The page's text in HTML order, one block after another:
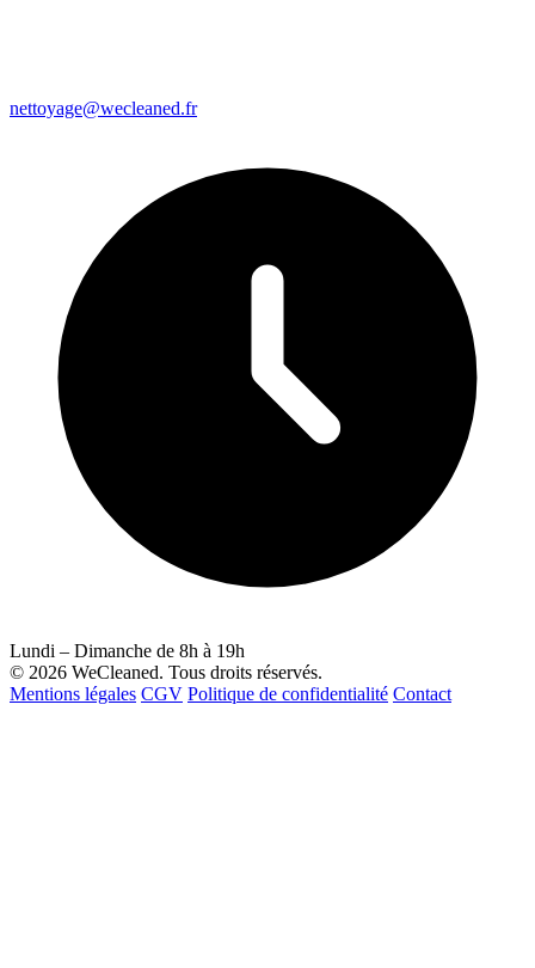
nettoyage@wecleaned.fr
Lundi – Dimanche de 8h à 19h
© 2026 WeCleaned. Tous droits réservés.
Mentions légales CGV Politique de confidentialité Contact